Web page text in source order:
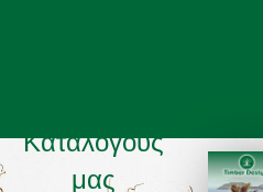
Καταλόγους
μας